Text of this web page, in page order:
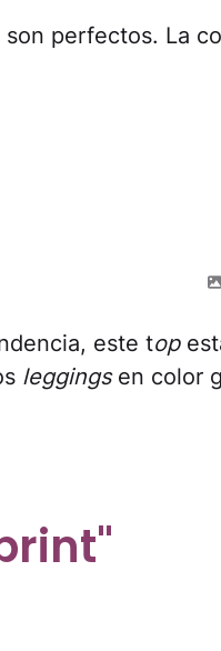
perfectos. La
este top
leggingsen color